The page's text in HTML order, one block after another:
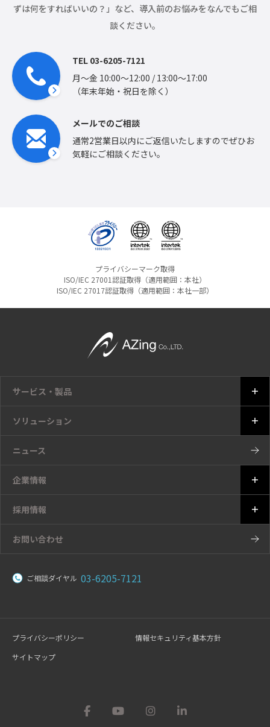
ずは何をすればいいの？」など、 導入前のお悩みをなんでもご相
談ください。
TEL 03-6205-7121
月〜金 10:00〜12:00 / 13:00〜17:00
（年末年始・祝日を除く）
メールでのご相談
通常2営業日以内にご返信いたしますのでぜひお
気軽にご相談ください。
プライバシーマーク取得
ISO/IEC 27001認証取得（適用範囲：本社）
ISO/IEC 27017認証取得（適用範囲：本社一部）
サービス・製品
ソリューション
ニュース
企業情報
採用情報
お問い合わせ
ご相談ダイヤル 03-6205-7121
プライバシーポリシー
情報セキュリティ基本方針
サイトマップ